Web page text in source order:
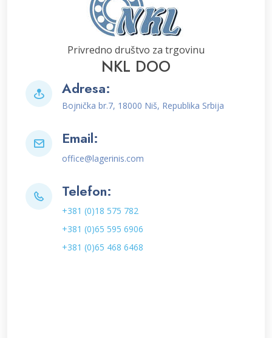
Privredno društvo za trgovinu
NKL DOO
Adresa:
Bojnička br.7, 18000 Niš, Republika Srbija
Email:
office@lagerinis.com
Telefon:
+381 (0)18 575 782
+381 (0)65 595 6906
+381 (0)65 468 6468